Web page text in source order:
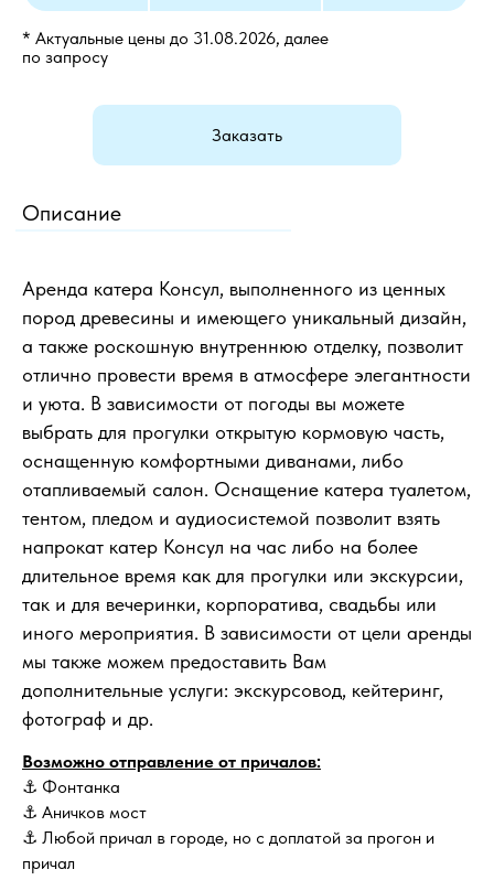
Описание
* Актуальные цены до 31.08.2026, далее
по запросу
Заказать
Аренда катера Консул, выполненного из ценных
пород древесины и имеющего уникальный дизайн,
а также роскошную внутреннюю отделку, позволит
отлично провести время в атмосфере элегантности
и уюта. В зависимости от погоды вы можете
выбрать для прогулки открытую кормовую часть,
оснащенную комфортными диванами, либо
отапливаемый салон. Оснащение катера туалетом,
тентом, пледом и аудиосистемой позволит взять
напрокат катер Консул на час либо на более
длительное время как для прогулки или экскурсии,
так и для вечеринки, корпоратива, свадьбы или
иного мероприятия. В зависимости от цели аренды
мы также можем предоставить Вам
дополнительные услуги: экскурсовод, кейтеринг,
фотограф и др.
Возможно отправление от причалов:
⚓ Фонтанка
⚓ Аничков мост
⚓ Любой причал в городе, но с доплатой за прогон и
причал